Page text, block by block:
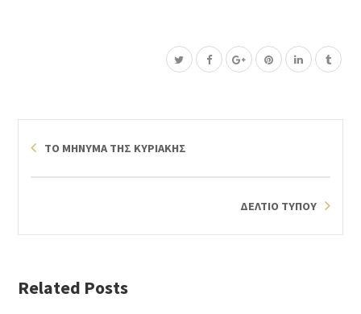
ΤΟ ΜΗΝΥΜΑ ΤΗΣ ΚΥΡΙΑΚΗΣ
ΔΕΛΤΙΟ ΤΥΠΟΥ
Related Posts